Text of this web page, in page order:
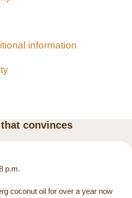
information
convinces
p.m.
coconut oil for over a year now